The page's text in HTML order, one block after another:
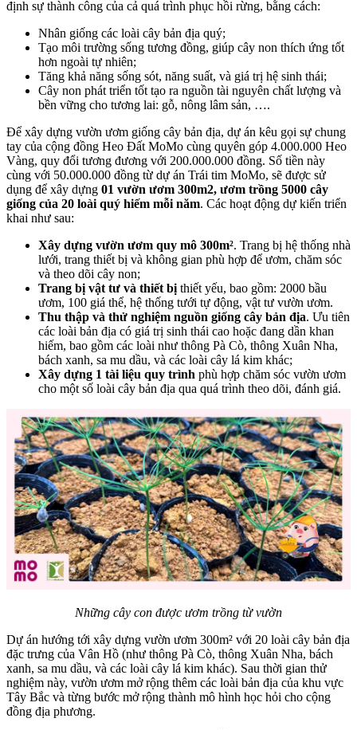
định sự thành công của cả quá trình phục hồi rừng, bằng cách:
Nhân giống các loài cây bản địa quý;
Tạo môi trường sống tương đồng, giúp cây non thích ứng tốt
hơn ngoài tự nhiên;
Tăng khả năng sống sót, năng suất, và giá trị hệ sinh thái;
Cây non phát triển tốt tạo ra nguồn tài nguyên chất lượng và
bền vững cho tương lai: gỗ, nông lâm sản, ….
Để xây dựng vườn ươm giống cây bản địa, dự án kêu gọi sự chung
tay của cộng đồng Heo Đất MoMo cùng quyên góp 4.000.000 Heo
Vàng, quy đổi tương đương với 200.000.000 đồng. Số tiền này
cùng với 50.000.000 đồng từ dự án Trái tim MoMo, sẽ được sử
dụng để xây dựng 01 vườn ươm 300m2, ươm trồng 5000 cây
giống của 20 loài quý hiếm mỗi năm. Các hoạt động dự kiến triển
khai như sau:
Xây dựng vườn ươm quy mô 300m². Trang bị hệ thống nhà
lưới, trang thiết bị và không gian phù hợp để ươm, chăm sóc
và theo dõi cây non;
Trang bị vật tư và thiết bị thiết yếu, bao gồm: 2000 bầu
ươm, 100 giá thể, hệ thống tưới tự động, vật tư vườn ươm.
Thu thập và thử nghiệm nguồn giống cây bản địa. Ưu tiên
các loài bản địa có giá trị sinh thái cao hoặc đang dần khan
hiếm, bao gồm các loài như thông Pà Cò, thông Xuân Nha,
bách xanh, sa mu dầu, và các loài cây lá kim khác;
Xây dựng 1 tài liệu quy trình phù hợp chăm sóc vườn ươm
cho một số loài cây bản địa qua quá trình theo dõi, đánh giá.
Những cây con được ươm trồng từ vườn
Dự án hướng tới xây dựng vườn ươm 300m² với 20 loài cây bản địa
đặc trưng của Vân Hồ (như thông Pà Cò, thông Xuân Nha, bách
xanh, sa mu dầu, và các loài cây lá kim khác). Sau thời gian thử
nghiệm này, vườn ươm mở rộng thêm các loài bản địa của khu vực
Tây Bắc và từng bước mở rộng thành mô hình học hỏi cho cộng
đồng địa phương.